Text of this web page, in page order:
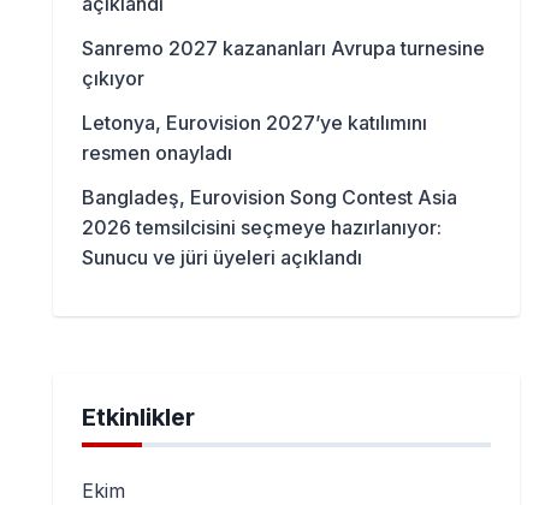
Sanremo 2027 kazananları Avrupa turnesine
çıkıyor
Letonya, Eurovision 2027’ye katılımını
resmen onayladı
Bangladeş, Eurovision Song Contest Asia
2026 temsilcisini seçmeye hazırlanıyor:
Sunucu ve jüri üyeleri açıklandı
Etkinlikler
Ekim